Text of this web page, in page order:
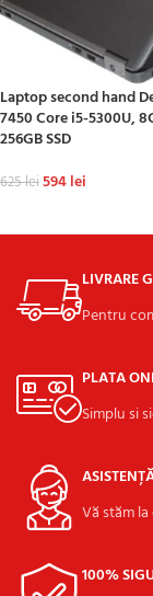
Laptop second hand
7450 Core i5-5300U,
256GB SSD
625lei594lei
LIVRARE
Pentru
PLATA
Simplu si
Vă stăm
100%